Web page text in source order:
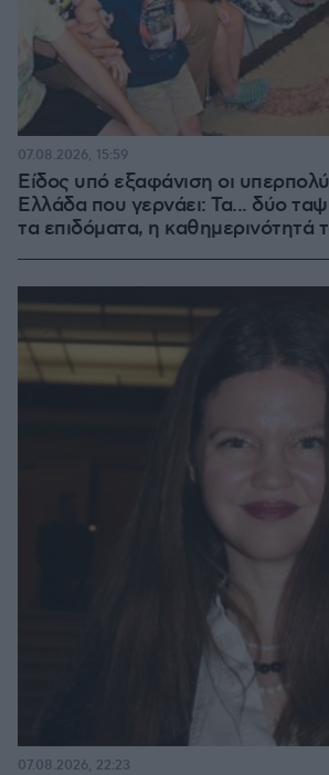
Είδος υπό εξαφάνιση οι
Ελλάδα που γερνάει: Τα... δύο
τα επιδόματα, η καθημερινότητά
07.08.2026, 15:59
07.08.2026, 22:23